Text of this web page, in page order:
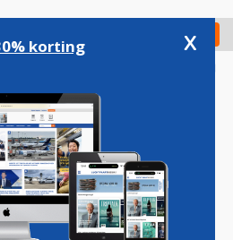
Check in
Podcasts Vacatures
korting x